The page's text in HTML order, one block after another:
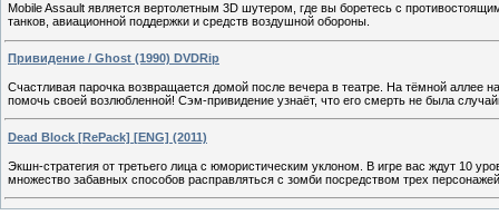
Mobile Assault является вертолетным 3D шутером, где вы боретесь с
танков, авиационной поддержки и средств воздушной обороны.
Привидение / Ghost (1990) DVDRip
Счастливая парочка возвращается домой после вечера в театре. На тёмной аллее
помочь своей возлюбленной! Сэм-привидение узнаёт, что его смерть не была
Dead Block [RePack] [ENG] (2011)
Экшн-стратегия от третьего лица с юмористическим уклоном. В игре вас ждут 10
множество забавных способов расправляться с зомби посредством трех